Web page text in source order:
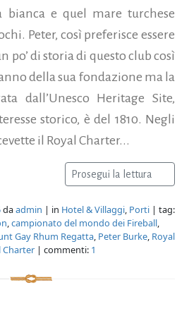
bianca e quel mare turchese
Peter, così preferisce essere
po’ di storia di questo club così
della sua fondazione ma la
dall’Unesco Heritage Site,
storico, è del 1810. Negli
il Royal Charter...
Prosegui la lettura
daadmin | in Hotel & Villaggi, Porti | tag:
,campionato del mondo dei Fireball,
Gay Rhum Regatta, Peter Burke, Royal
Charter | commenti: 1